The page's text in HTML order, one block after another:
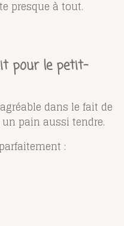
presque à tout.
pour le petit-
dans le fait de
pain aussi tendre.
: